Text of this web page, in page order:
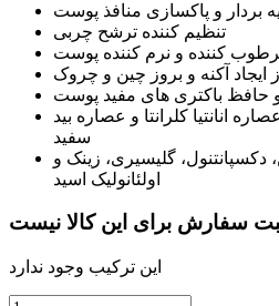
بردار و پاکسازی منافذ پوست
تنظیم کننده ترشح چربی
کننده و نرم کننده پوست
ایجاد آکنه و بروز چین و چروک
و حافظ باکتری های مفید پوست
انانتیا کلرانتا و عصاره بید
سفید
دکسپانتنول، گلیسیری، زینک و
اولئانولیک اسید
سفارش برای این کالا نیست
این ترکیب وجود ندارد